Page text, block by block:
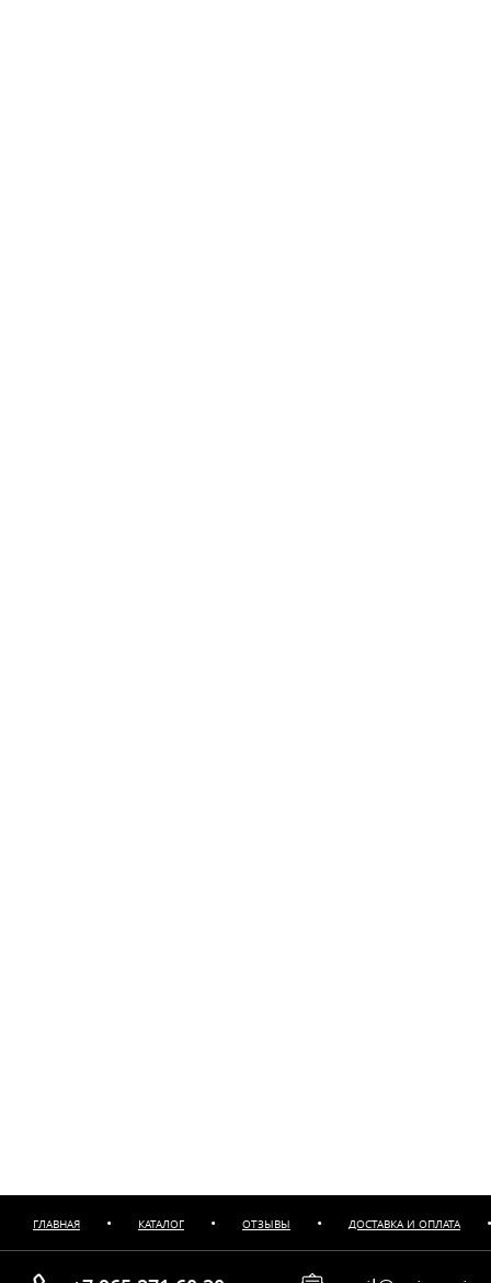
ГЛАВНАЯ • КАТАЛОГ • ОТЗЫВЫ • ДОСТАВКА И ОПЛАТА •